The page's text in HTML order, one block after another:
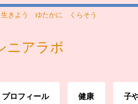
きよう ゆたかに くらそう
ニアラボ
プロフィール 健康 子